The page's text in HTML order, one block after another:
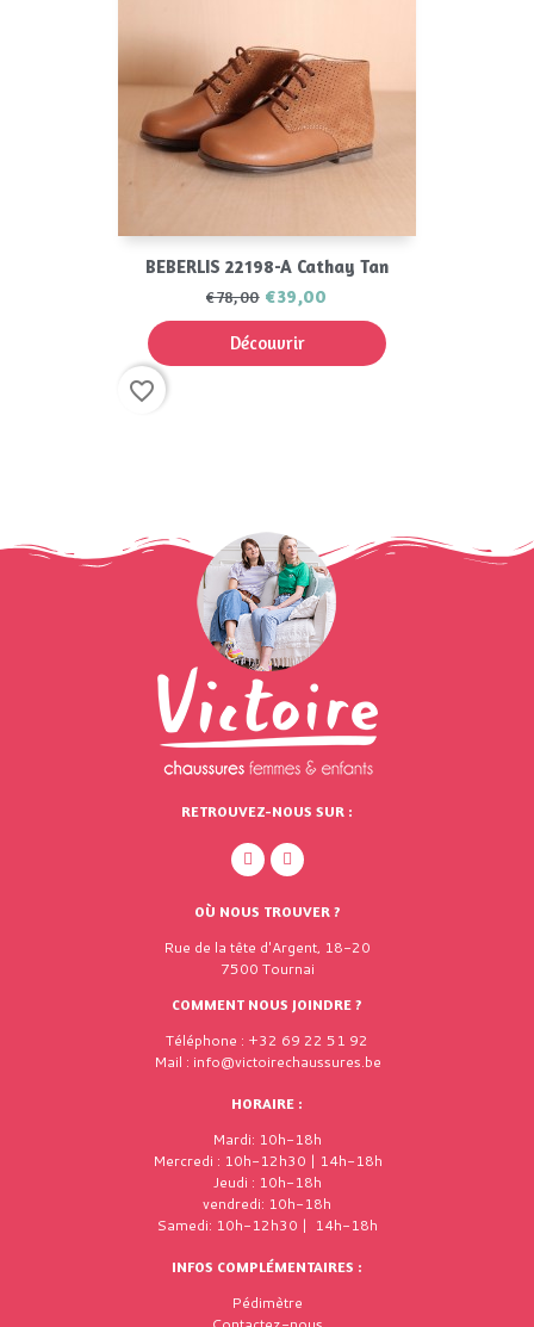
BEBERLIS 22198-A Cathay Tan
€78,00 €39,00
Découvrir
favorite_border
RETROUVEZ-NOUS SUR :
OÙ NOUS TROUVER ?
Rue de la tête d'Argent, 18-20
7500 Tournai
COMMENT NOUS JOINDRE ?
Téléphone : +32 69 22 51 92
Mail : info@victoirechaussures.be
HORAIRE :
Mardi: 10h-18h
Mercredi : 10h-12h30 | 14h-18h
Jeudi : 10h-18h
vendredi: 10h-18h
Samedi: 10h-12h30 | 14h-18h
INFOS COMPLÉMENTAIRES :
Pédimètre